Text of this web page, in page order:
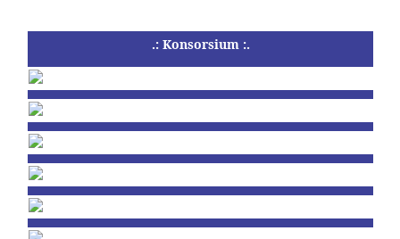
.: Konsorsium :.